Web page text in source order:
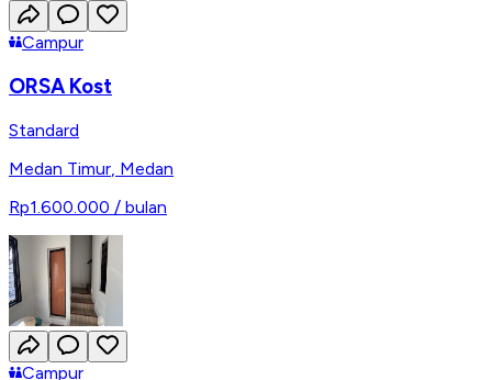
Campur
ORSA Kost
Standard
Medan Timur Medan
Rp1.600.000 / bulan
Campur